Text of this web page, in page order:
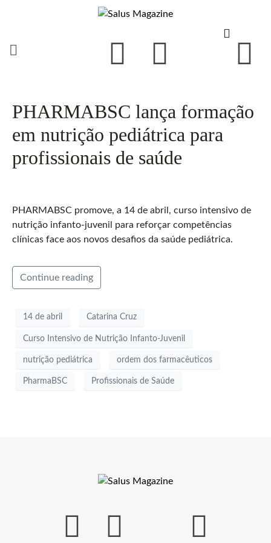
PHARMABSC lança formação
em nutrição pediátrica para
profissionais de saúde
PHARMABSC promove, a 14 de abril, curso intensivo de
nutrição infanto-juvenil para reforçar competências
clínicas face aos novos desafios da saúde pediátrica.
Continue reading
14 de abril Catarina Cruz
Curso Intensivo de Nutrição Infanto-Juvenil
nutrição pediátrica ordem dos farmacêuticos
PharmaBSC Profissionais de Saúde